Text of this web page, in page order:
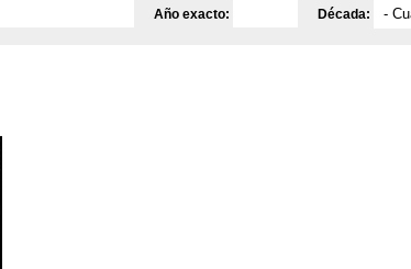
Año exacto: Década: